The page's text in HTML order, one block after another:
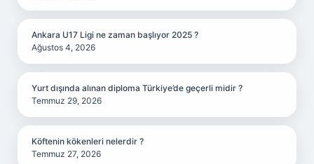
Ankara U17 Ligi ne zaman başlıyor 2025 ?
Ağustos 4, 2026
Yurt dışında alınan diploma Türkiye’de geçerli midir ?
Temmuz 29, 2026
Köftenin kökenleri nelerdir ?
Temmuz 27, 2026